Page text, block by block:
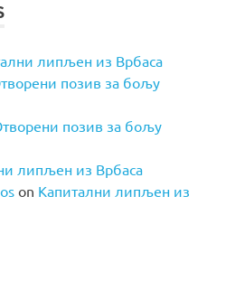
липљен из Врбаса
позив за бољу
позив за бољу
липљен из Врбаса
on Капитални липљен из